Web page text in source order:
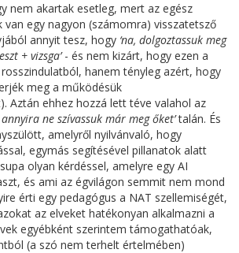
nem akartak esetleg, mert az egész
van egy nagyon (számomra) visszatetsző
annyit tesz, hogy ‘na, dolgoztassuk meg
+ vizsga’- és nem kizárt, hogy ezen a
hanem tényleg azért, hogy
meg a működésük
Aztán ehhez hozzá lett téve valahol az
annyira ne szívassuk már meg őket’talán. És
amelyről nyilvánvaló, hogy
egymás segítésével pillanatok alatt
olyan kérdéssel, amelyre egy AI
és ami az égvilágon semmit nem mond
érti egy pedagógus a NAT szellemiségét,
az elveket hatékonyan alkalmazni a
egyébként szerintem támogathatóak,
(a szó nem terhelt értelmében)